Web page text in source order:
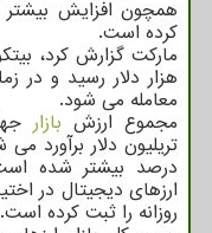
کرده است.
معامله می شود.
مجموع ارزش بازار
روزانه را ثبت کرده است.